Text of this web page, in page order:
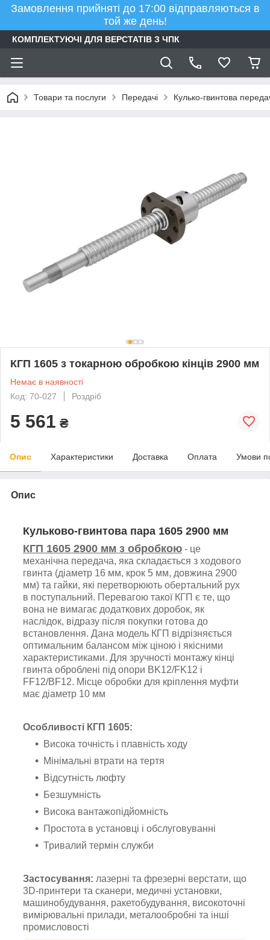
Замовлення прийняті до 17:00 відправляються в
той же день!
КОМПЛЕКТУЮЧІ ДЛЯ ВЕРСТАТІВ З ЧПК
Товари та послуги Передачі Кулько-гвинтова
КГП 1605 з токарною обробкою кінців 2900 мм
Немає в наявності
Код: 70-027
Роздріб
5 561 ₴
Опис Характеристики Доставка Оплата Умови
Опис
Кульково-гвинтова пара 1605 2900 мм
КГП 1605 2900 мм з обробкою - це
механічна передача, яка складається з ходового
гвинта (діаметр 16 мм, крок 5 мм, довжина 2900
мм) та гайки, які перетворюють обертальний рух
в поступальний. Перевагою такої КГП є те, що
вона не вимагає додаткових доробок, як
наслідок, відразу після покупки готова до
встановлення. Дана модель КГП відрізняється
оптимальним балансом між ціною і якісними
характеристиками. Для зручності монтажу кінці
гвинта оброблені під опори BK12/FK12 і
FF12/BF12. Місце обробки для кріплення муфти
має діаметр 10 мм
Особливості КГП 1605:
Висока точність і плавність ходу
Мінімальні втрати на тертя
Відсутність люфту
Безшумність
Висока вантажопідйомність
Простота в установці і обслуговуванні
Тривалий термін служби
Застосування: лазерні та фрезерні верстати, що
3D-принтери та сканери, медичні установки,
машинобудування, ракетобудування, високоточні
вимірювальні прилади, металообробні та інші
промисловості